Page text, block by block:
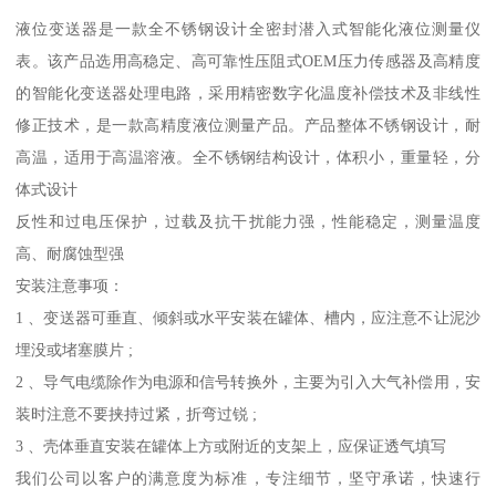
液位变送器是一款全不锈钢设计全密封潜入式智能化液位测量仪
表。该产品选用高稳定、高可靠性压阻式OEM压力传感器及高精度
的智能化变送器处理电路，采用精密数字化温度补偿技术及非线性
修正技术，是一款高精度液位测量产品。产品整体不锈钢设计，耐
高温，适用于高温溶液。全不锈钢结构设计，体积小，重量轻，分
体式设计
反性和过电压保护，过载及抗干扰能力强，性能稳定，测量温度
高、耐腐蚀型强
安装注意事项：
1 、变送器可垂直、倾斜或水平安装在罐体、槽内，应注意不让泥沙
埋没或堵塞膜片 ;
2 、导气电缆除作为电源和信号转换外，主要为引入大气补偿用，安
装时注意不要挟持过紧，折弯过锐 ;
3 、壳体垂直安装在罐体上方或附近的支架上，应保证透气填写
我们公司以客户的满意度为标准，专注细节，坚守承诺，快速行